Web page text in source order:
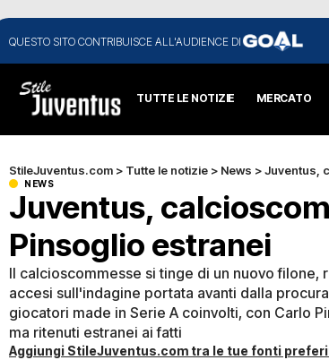
QUESTO SITO CONTRIBUISCE ALL'AUDIENCE DI
TUTTE LE NOTIZIE MERCATO
StileJuventus.com > Tutte le notizie > News >Juventus,
NEWS
Juventus,
Pinsoglio estranei
Il calcioscommesse si tinge di un nuovo
accesi sull'indagine portata avanti dalla
giocatori made in Serie A coinvolti, con Carlo
ma ritenuti estranei ai fatti
Aggiungi StileJuventus.com tra le tue fonti